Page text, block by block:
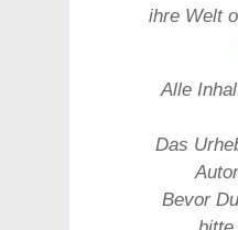
ihre Welt
Alle
Das
Bevor